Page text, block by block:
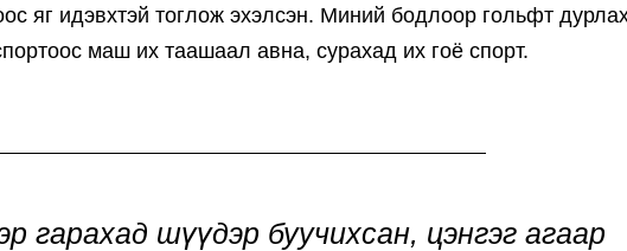
яг идэвхтэй тоглож эхэлсэн. Миний бодлоор гольфт
маш их таашаал авна, сурахад их гоё спорт.
гарахад шүүдэр буучихсан, цэнгэг агаар